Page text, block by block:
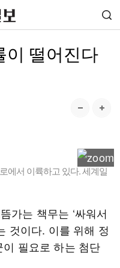
이 떨어진다
에서 이륙하고 있다. 세계일
가는 책무는 ‘싸워서
것이다. 이를 위해 정
필요로 하는 첨단